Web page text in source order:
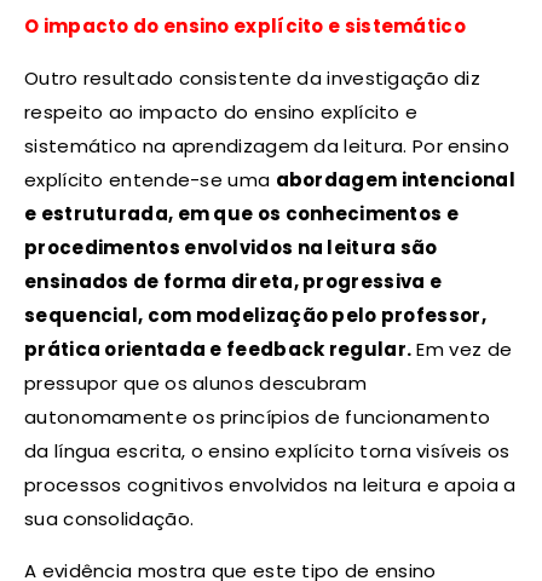
O impacto do ensino explícito e sistemático
Outro resultado consistente da investigação diz
respeito ao impacto do ensino explícito e
sistemático na aprendizagem da leitura. Por ensino
explícito entende-se uma abordagem intencional
e estruturada, em que os conhecimentos e
procedimentos envolvidos na leitura são
ensinados de forma direta, progressiva e
sequencial, com modelização pelo professor,
prática orientada e feedback regular.Em vez de
pressupor que os alunos descubram
autonomamente os princípios de funcionamento
da língua escrita, o ensino explícito torna visíveis os
processos cognitivos envolvidos na leitura e apoia a
sua consolidação.
A evidência mostra que este tipo de ensino